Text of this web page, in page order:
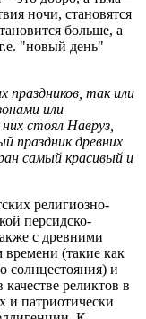
ночи, становятся
больше, а
"новый день"
так или
или
стоял Навруз,
праздник древних
самый красивый и
религиозно-
персидско-
с древними
(такие как
солнцестояния) и
реликтов в
и патриотически